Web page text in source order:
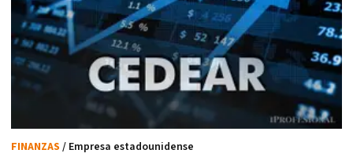
FINANZAS / Empresa estadounidense